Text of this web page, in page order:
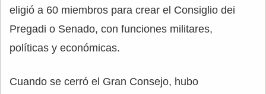
eligió a 60 miembros para crear el Consiglio dei
Pregadi o Senado, con funciones militares,
políticas y económicas.
Cuando se cerró el Gran Consejo, hubo